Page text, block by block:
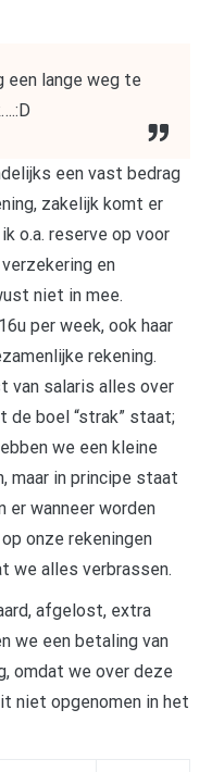
een lange weg te
een vast bedrag
zakelijk komt er
o.a. reserve op voor
en
niet in mee.
per week, ook haar
rekening.
van salaris alles over
de boel “strak” staat;
we een kleine
maar in principe staat
er wanneer worden
onze rekeningen
we alles verbrassen.
afgelost, extra
we een betaling van
omdat we over deze
niet opgenomen in het